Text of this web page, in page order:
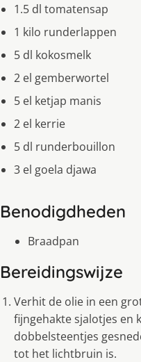
1.5 dl tomatensap
1 kilo runderlappen
5 dl kokosmelk
2 el gemberwortel
5 el ketjap manis
2 el kerrie
5 dl runderbouillon
3 el goela djawa
Benodigdheden
Braadpan
Bereidingswijze
Verhit de olie in een
fijngehakte sjalotjes en
dobbelsteentjes
tot het lichtbruin is.